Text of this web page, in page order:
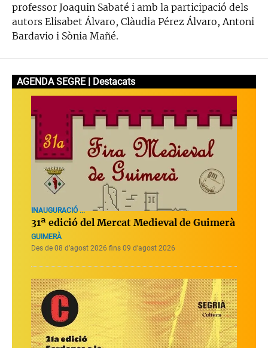
professor Joaquin Sabaté i amb la participació dels
autors Elisabet Álvaro, Clàudia Pérez Álvaro, Antoni
Bardavio i Sònia Mañé.
AGENDA SEGRE | Destacats
INAUGURACIÓ ...
31ª edició del Mercat Medieval de Guimerà
GUIMERÀ
Des de 08 d’agost 2026 fins 09 d’agost 2026